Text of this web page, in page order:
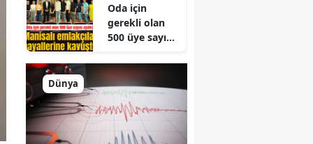
Oda için
gerekli olan
500 üye sayısı
emlakçılar
hayallerine
kavuştu
Dünya